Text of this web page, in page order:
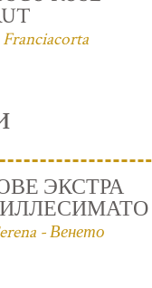
Franciacorta
ЭКСТРА
- Венето